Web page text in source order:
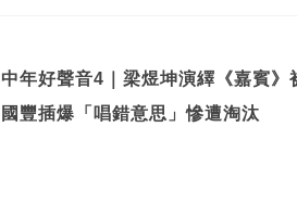
中年好聲音4｜梁煜坤演繹《嘉賓》
國豐插爆「唱錯意思」慘遭淘汰